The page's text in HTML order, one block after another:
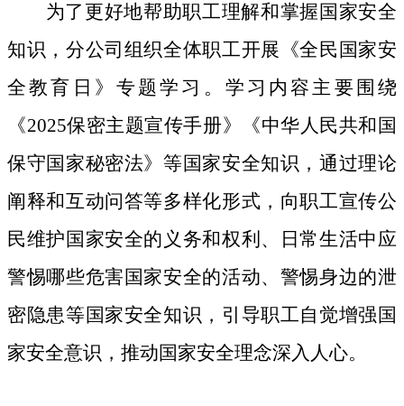
为了更好地帮助职工理解和掌握国家安全
知识，分公司组织全体职工开展《全民国家安
全教育日》专题学习。学习内容主要围绕
《2025保密主题宣传手册》《中华人民共和国
保守国家秘密法》等国家安全知识，通过理论
阐释和互动问答等多样化形式，向职工宣传公
民维护国家安全的义务和权利、日常生活中应
警惕哪些危害国家安全的活动、警惕身边的泄
密隐患等国家安全知识，引导职工自觉增强国
家安全意识，推动国家安全理念深入人心。